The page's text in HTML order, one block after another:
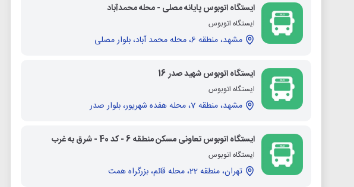
ایستگاه اتوبوس پایانه مصلی - محله محمدآباد
ایستگاه اتوبوس
مشهد، منطقه 6، محله محمد آباد، بلوار مصلی
ایستگاه اتوبوس شهید صدر 16
ایستگاه اتوبوس
مشهد، منطقه 7، محله هفده شهریور، بلوار صدر
ایستگاه اتوبوس تعاونی مسکن منطقه 6 - کد 40 - شرق به غرب
ایستگاه اتوبوس
تهران، منطقه 22، محله قائم، بزرگراه همت